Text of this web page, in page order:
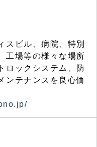
スビル、病院、特別
工場等の様々な場所
ロックシステム、防
ンテナンスを良心価